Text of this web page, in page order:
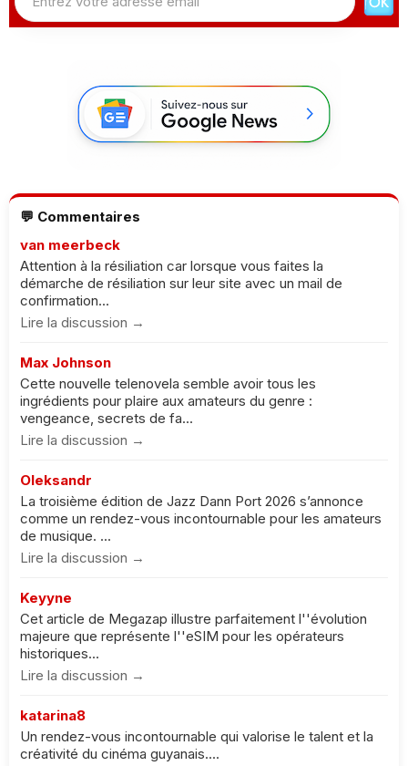
💬 Commentaires
van meerbeck
Attention à la résiliation car lorsque vous faites la
démarche de résiliation sur leur site avec un mail de
confirmation...
Lire la discussion →
Max Johnson
Cette nouvelle telenovela semble avoir tous les
ingrédients pour plaire aux amateurs du genre :
vengeance, secrets de fa...
Lire la discussion →
Oleksandr
La troisième édition de Jazz Dann Port 2026 s’annonce
comme un rendez-vous incontournable pour les amateurs
de musique. ...
Lire la discussion →
Keyyne
Cet article de Megazap illustre parfaitement l''évolution
majeure que représente l''eSIM pour les opérateurs
historiques...
Lire la discussion →
katarina8
Un rendez-vous incontournable qui valorise le talent et la
créativité du cinéma guyanais....